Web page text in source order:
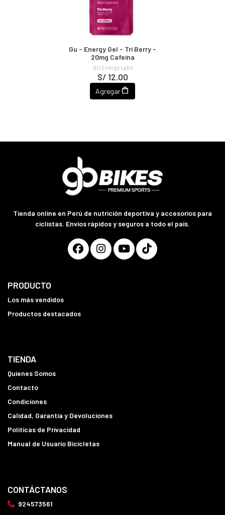
Gu - Energy Gel - Tri Berry -
20mg Cafeína
GU Energy Labs
S/ 12.00
Agregar
Tienda online en Perú de nutrición deportiva y accesorios para
ciclistas. Envíos rápidos y seguros a todo el país.
PRODUCTO
Los más vendidos
Productos destacados
TIENDA
Quienes Somos
Contacto
Condiciones
Calidad, Garantía y Devoluciones
Politicas de Privacidad
Manual de Usuario Bicicletas
CONTÁCTANOS
924573561